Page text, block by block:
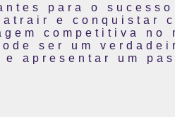
para o
e conquistar
competitiva no
ser um
apresentar um